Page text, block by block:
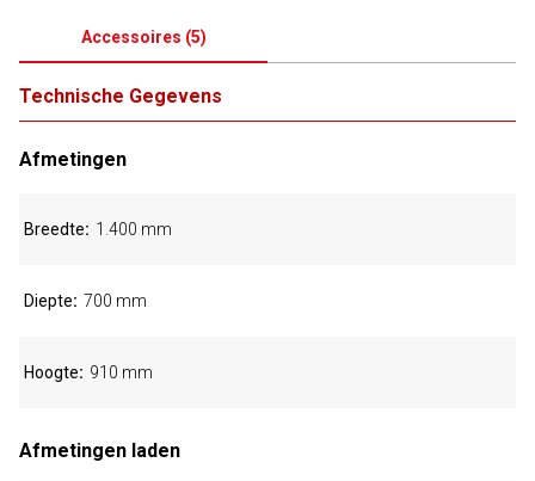
Accessoires (5)
Technische Gegevens
Afmetingen
Breedte 1.400 mm
Diepte 700 mm
Hoogte 910 mm
Afmetingen laden